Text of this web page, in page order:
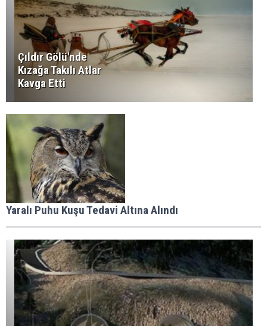
Çıldır Gölü'nde
Kızağa Takılı Atlar
Kavga Etti
Yaralı Puhu Kuşu Tedavi Altına Alındı